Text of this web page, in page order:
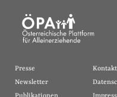
Presse
Newsletter
Kontakt